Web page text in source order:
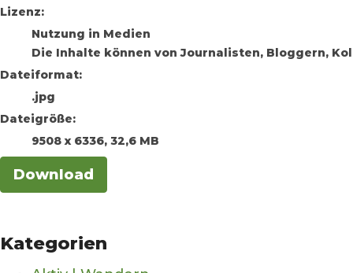
go to media item
Lizenz:
Nutzung in Medien
Die Inhalte können von Journalisten, Bloggern,
Dateiformat:
.jpg
Dateigröße:
9508 x 6336, 32,6 MB
Download
Kategorien